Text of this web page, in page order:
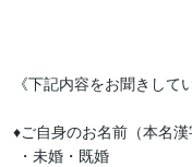
《下記内容をお聞きして
♦ご自身のお名前（本名